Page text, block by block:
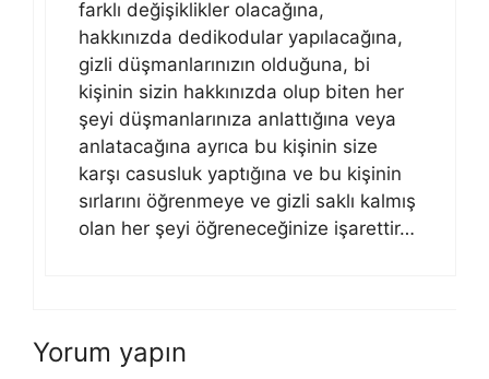
farklı değişiklikler olacağına,
hakkınızda dedikodular yapılacağına,
gizli düşmanlarınızın olduğuna, bi
kişinin sizin hakkınızda olup biten her
şeyi düşmanlarınıza anlattığına veya
anlatacağına ayrıca bu kişinin size
karşı casusluk yaptığına ve bu kişinin
sırlarını öğrenmeye ve gizli saklı kalmış
olan her şeyi öğreneceğinize işarettir…
Yorum yapın